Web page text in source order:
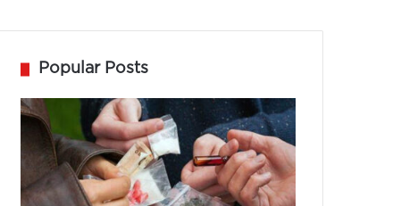
Popular Posts